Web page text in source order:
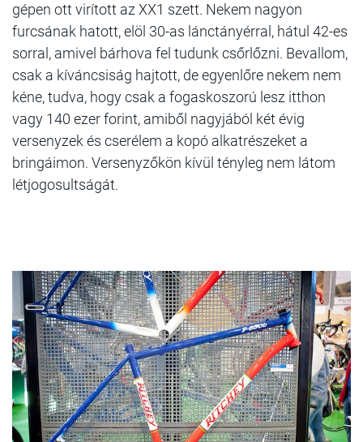
gépen ott virított az XX1 szett. Nekem nagyon
furcsának hatott, elöl 30-as lánctányérral, hátul 42-es
sorral, amivel bárhova fel tudunk csőrlőzni. Bevallom,
csak a kíváncsiság hajtott, de egyenlőre nekem nem
kéne, tudva, hogy csak a fogaskoszorú lesz itthon
vagy 140 ezer forint, amiből nagyjából két évig
versenyzek és cserélem a kopó alkatrészeket a
bringáimon. Versenyzőkön kívül tényleg nem látom
létjogosultságát.